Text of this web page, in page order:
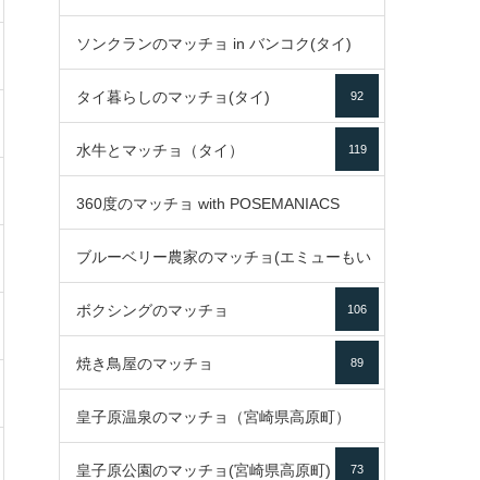
ソンクランのマッチョ in バンコク(タイ)
85
タイ暮らしのマッチョ(タイ) 92
水牛とマッチョ（タイ） 119
360度のマッチョ with POSEMANIACS
49
ブルーベリー農家のマッチョ(エミューもい
るよ) 72
ボクシングのマッチョ 106
焼き鳥屋のマッチョ 89
皇子原温泉のマッチョ（宮崎県高原町）
133
皇子原公園のマッチョ(宮崎県高原町) 73